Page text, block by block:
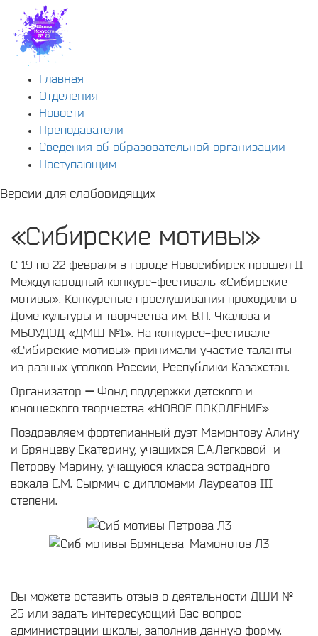
Главная
Отделения
Новости
Преподаватели
Сведения об образовательной организации
Поступающим
Версии для слабовидящих
«Сибирские мотивы»
С 19 по 22 февраля в городе Новосибирск прошел II
Международный конкурс-фестиваль «Сибирские
мотивы». Конкурсные прослушивания проходили в
Доме культуры и творчества им. В.П. Чкалова и
МБОУДОД «ДМШ №1». На конкурсе-фестивале
«Сибирские мотивы» принимали участие таланты
из разных уголков России, Республики Казахстан.
Организатор — Фонд поддержки детского и
юношеского творчества «НОВОЕ ПОКОЛЕНИЕ»
Поздравляем фортепианный дуэт Мамонтову Алину
и Брянцеву Екатерину, учащихся Е.А.Легковой и
Петрову Марину, учащуюся класса эстрадного
вокала Е.М. Сырмич с дипломами Лауреатов III
степени.
Вы можете оставить отзыв о деятельности ДШИ №
25 или задать интересующий Вас вопрос
администрации школы, заполнив данную форму.